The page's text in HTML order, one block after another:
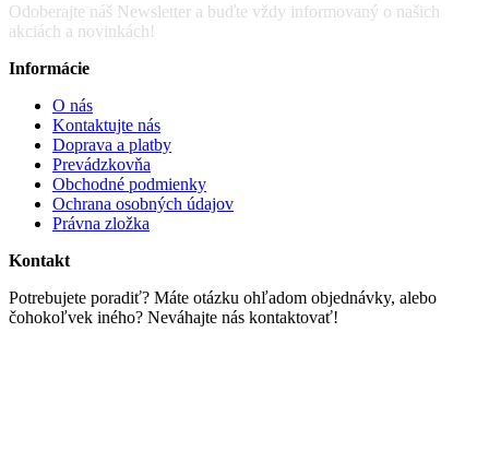
Odoberajte náš Newsletter a buďte vždy informovaný o našich
akciách a novinkách!
Informácie
O nás
Kontaktujte nás
Doprava a platby
Prevádzkovňa
Obchodné podmienky
Ochrana osobných údajov
Právna zložka
Kontakt
Potrebujete poradiť? Máte otázku ohľadom objednávky, alebo
čohokoľvek iného? Neváhajte nás kontaktovať!